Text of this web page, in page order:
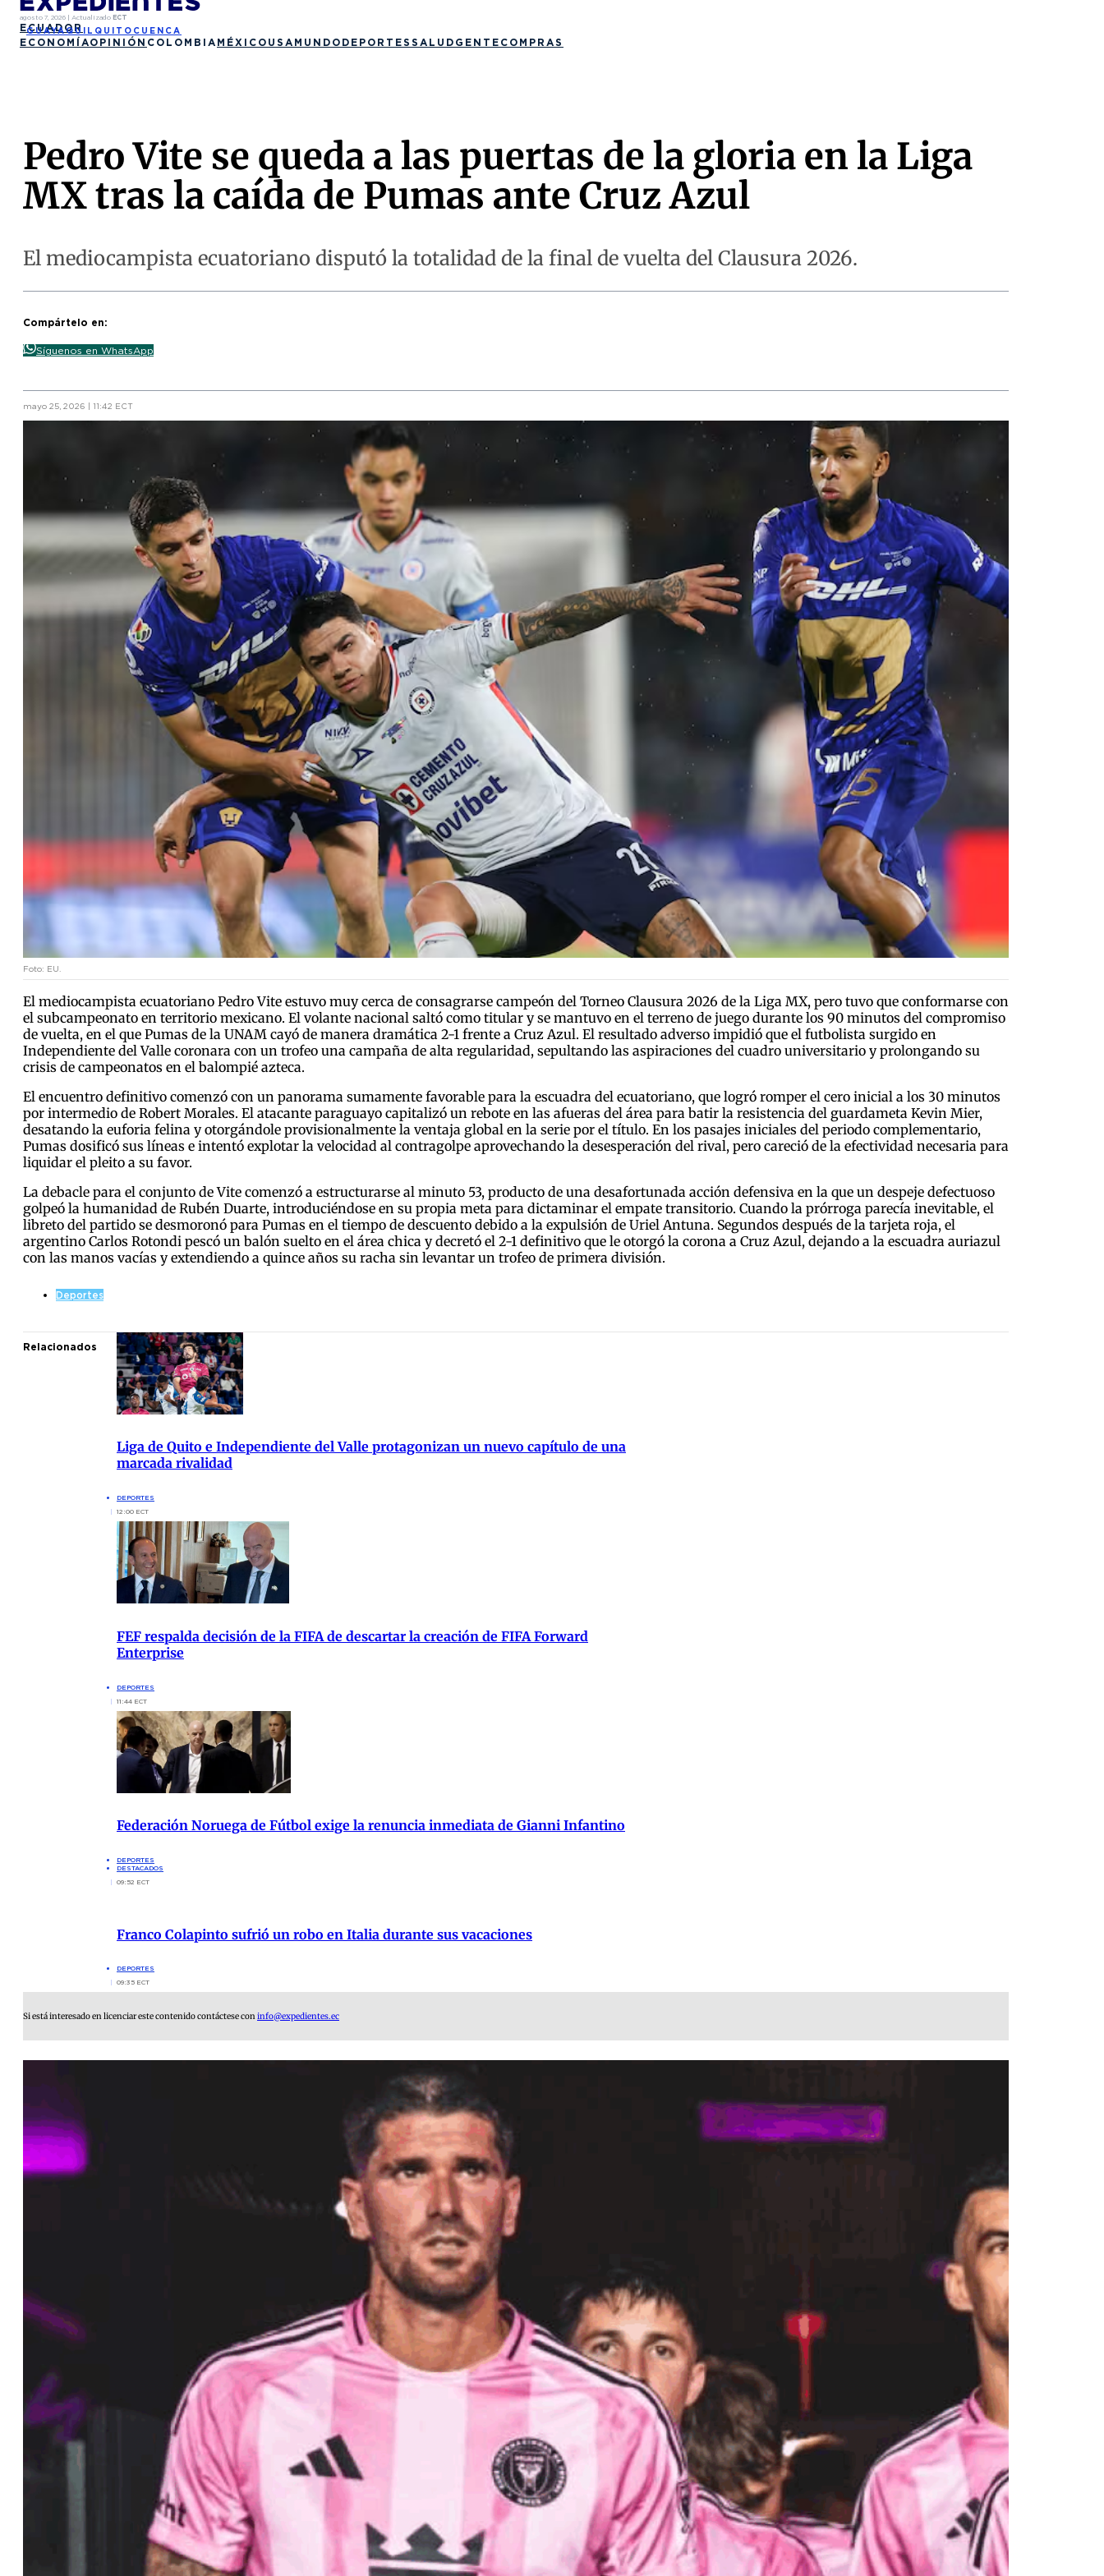
agosto 7, 2026 | Actualizado ECT
ECUADOR
GUAYAQUIL QUITO CUENCA
ECONOMÍAOPINIÓN COLOMBIA MÉXICO USA MUNDO DEPORTES SALUD GENTE COMPRAS
Pedro Vite se queda a las puertas de la gloria en la Liga
MX tras la caída de Pumas ante Cruz Azul
El mediocampista ecuatoriano disputó la totalidad de la final de vuelta del Clausura 2026.
Compártelo en:
Síguenos en WhatsApp
mayo 25, 2026 | 11:42 ECT
Foto: EU.
El mediocampista ecuatoriano Pedro Vite estuvo muy cerca de consagrarse campeón del Torneo Clausura 2026 de la Liga MX, pero tuvo que conformarse con
el subcampeonato en territorio mexicano. El volante nacional saltó como titular y se mantuvo en el terreno de juego durante los 90 minutos del compromiso
de vuelta, en el que Pumas de la UNAM cayó de manera dramática 2-1 frente a Cruz Azul. El resultado adverso impidió que el futbolista surgido en
Independiente del Valle coronara con un trofeo una campaña de alta regularidad, sepultando las aspiraciones del cuadro universitario y prolongando su
crisis de campeonatos en el balompié azteca.
El encuentro definitivo comenzó con un panorama sumamente favorable para la escuadra del ecuatoriano, que logró romper el cero inicial a los 30 minutos
por intermedio de Robert Morales. El atacante paraguayo capitalizó un rebote en las afueras del área para batir la resistencia del guardameta Kevin Mier,
desatando la euforia felina y otorgándole provisionalmente la ventaja global en la serie por el título. En los pasajes iniciales del periodo complementario,
Pumas dosificó sus líneas e intentó explotar la velocidad al contragolpe aprovechando la desesperación del rival, pero careció de la efectividad necesaria para
liquidar el pleito a su favor.
La debacle para el conjunto de Vite comenzó a estructurarse al minuto 53, producto de una desafortunada acción defensiva en la que un despeje defectuoso
golpeó la humanidad de Rubén Duarte, introduciéndose en su propia meta para dictaminar el empate transitorio. Cuando la prórroga parecía inevitable, el
libreto del partido se desmoronó para Pumas en el tiempo de descuento debido a la expulsión de Uriel Antuna. Segundos después de la tarjeta roja, el
argentino Carlos Rotondi pescó un balón suelto en el área chica y decretó el 2-1 definitivo que le otorgó la corona a Cruz Azul, dejando a la escuadra auriazul
con las manos vacías y extendiendo a quince años su racha sin levantar un trofeo de primera división.
Deportes
Relacionados
Liga de Quito e Independiente del Valle protagonizan un nuevo capítulo de una
marcada rivalidad
DEPORTES
12:00 ECT
FEF respalda decisión de la FIFA de descartar la creación de FIFA Forward
Enterprise
DEPORTES
11:44 ECT
Federación Noruega de Fútbol exige la renuncia inmediata de Gianni Infantino
DEPORTES
DESTACADOS
09:52 ECT
Franco Colapinto sufrió un robo en Italia durante sus vacaciones
DEPORTES
09:35 ECT
Si está interesado en licenciar este contenido contáctese coninfo@expedientes.ec